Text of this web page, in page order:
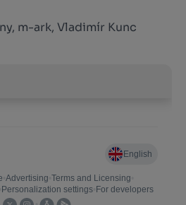
m-ark, Vladimír Kunc